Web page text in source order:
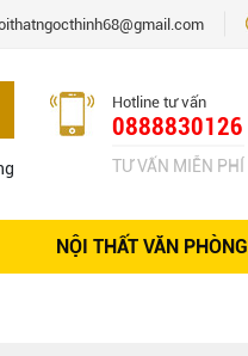
Hotline tư vấn
0888830126
TƯ VẤN MIỄN PHÍ
NỘI THẤT VĂN PHÒNG